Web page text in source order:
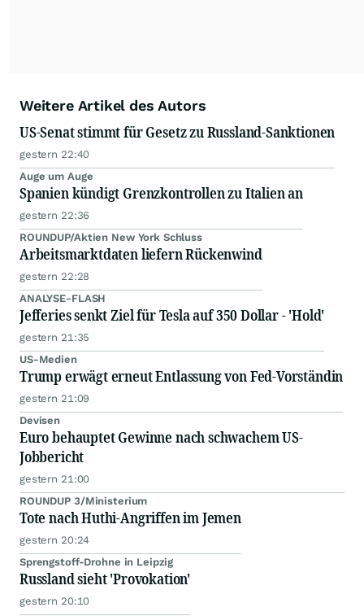
Weitere Artikel des Autors
US-Senat stimmt für Gesetz zu Russland-Sanktionen
gestern 22:40
Auge um Auge
Spanien kündigt Grenzkontrollen zu Italien an
gestern 22:36
ROUNDUP/Aktien New York Schluss
Arbeitsmarktdaten liefern Rückenwind
gestern 22:28
ANALYSE-FLASH
Jefferies senkt Ziel für Tesla auf 350 Dollar - 'Hold'
gestern 21:35
US-Medien
Trump erwägt erneut Entlassung von Fed-Vorständin
gestern 21:09
Devisen
Euro behauptet Gewinne nach schwachem US-
Jobbericht
gestern 21:00
ROUNDUP 3/Ministerium
Tote nach Huthi-Angriffen im Jemen
gestern 20:24
Sprengstoff-Drohne in Leipzig
Russland sieht 'Provokation'
gestern 20:10